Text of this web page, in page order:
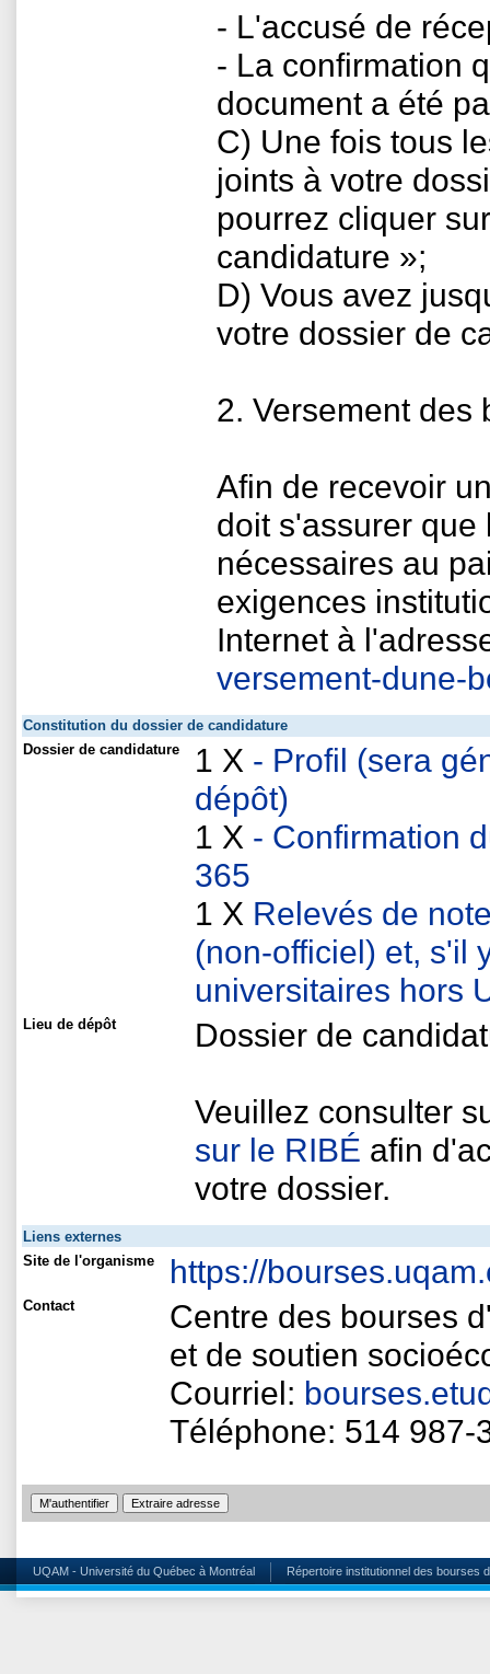
- L'accusé de
- La confirmation
document a été
C) Une fois tous
joints à votre
pourrez cliquer
candidature »;
D) Vous avez
votre dossier de
2. Versement des
Afin de recevoir
doit s'assurer
nécessaires au
exigences
Internet à
versement-dune-
Constitution du dossier de candidature
Dossier de candidature
1 X - Profil (sera
dépôt)
1 X - Confirmation
365
1 X Relevés de
(non-officiel) et, s'il
universitaires hors
Lieu de dépôt Dossier de
Veuillez consulter
sur le RIBÉ afin
votre dossier.
Liens externes
Site de l'organisme
https://
Contact
Centre des bourses
et de soutien
Courriel:
Téléphone: 514 987-
UQAM - Université du Québec à Montréal Répertoire institutionnel des bourses